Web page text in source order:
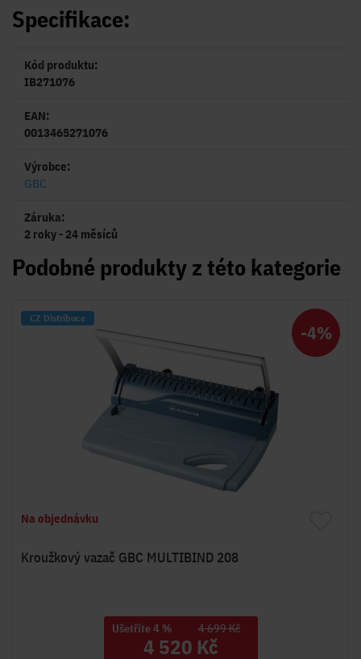
Specifikace:
Kód produktu:
IB271076
EAN:
0013465271076
Výrobce:
GBC
Záruka:
2 roky - 24 měsíců
Podobné produkty z této kategorie
CZ Distribuce
-4%
Na objednávku
Kroužkový vazač GBC MULTIBIND 208
Ušetříte 4 % 4 699 Kč
4 520 Kč